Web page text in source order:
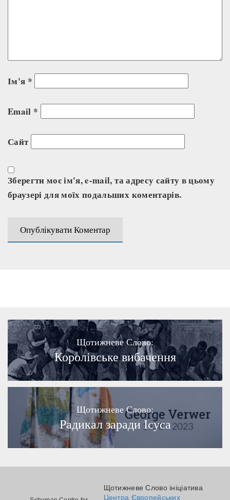
Ім'я *
Email *
Сайт
Зберегти моє ім'я, e-mail, та адресу сайту в цьому
браузері для моїх подальших коментарів.
Щотижневе Слово:
Королівське вибачення
Щотижневе Слово:
Радикал заради Ісуса
Щотижневе Слово ініціатива
Центра Європейських